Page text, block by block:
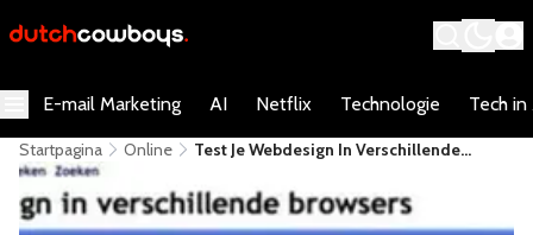
E-mail Marketing AI Netflix Technologie Tech in
Startpagina Online
Test Je Webdesign In Verschillende